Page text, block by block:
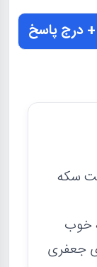
+ درج پاسخ
سکه
خوب
جعفری